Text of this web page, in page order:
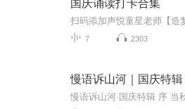
国庆诵读打卡合集
7 2303
慢语诉山河｜国庆特辑